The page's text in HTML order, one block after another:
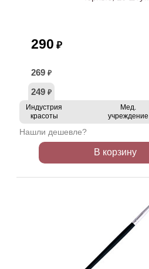
290 ₽
269 ₽
249 ₽
Индустрия
красоты
Мед.
учреждение
Нашли дешевле?
В корзину